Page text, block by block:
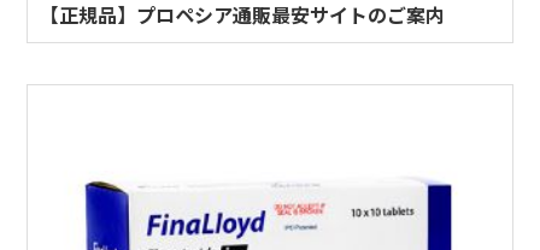
【正規品】プロペシア通販最安サイトのご案内